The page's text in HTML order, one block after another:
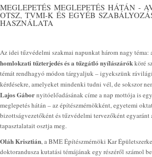
MEGLEPETÉS MEGLEPETÉS HÁTÁN -
OTSZ, TVMI-K ÉS EGYÉB
HASZNÁLATA
Az idei tűzvédelmi szakmai napunkat három nagy téma:
homlokzati tűzterjedés és a tűzgátló nyílászárókköré
témát rendhagyó módon tárgyaljuk – igyekszünk
kérdésekre, amelyeket mindenki tudni vél, de sokszor
Lajos Gábornyitóelőadásának címe a nap mottója is
meglepetés hátán – az építészmérnökként, egyetemi
bizottságvezetőként és tűzvédelmi tervezőként
tapasztalatait osztja meg.
Oláh Krisztián, a BME Építészmérnöki Kar
doktorandusza kutatási témájának egy részéről számol